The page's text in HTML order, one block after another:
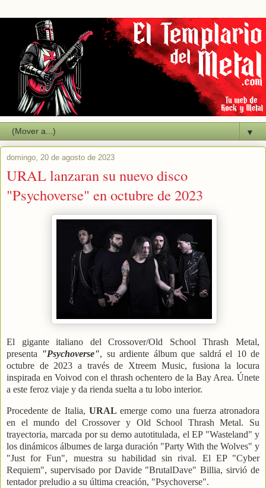
▼
domingo, 20 de agosto de 2023
URAL lanzaran su nuevo disco
"Psychoverse" en octubre de 2023
El gigante italiano del Crossover/Old School Thrash Metal,
presenta "Psychoverse", su ardiente álbum que saldrá el 10 de
octubre de 2023 a través de Xtreem Music, fusiona la locura
inspirada en Voivod con el thrash ochentero de la Bay Area. Únete
a este feroz viaje y da rienda suelta a tu lobo interior.
Procedente de Italia, URAL emerge como una fuerza atronadora
en el mundo del Crossover y Old School Thrash Metal. Su
trayectoria, marcada por su demo autotitulada, el EP "Wasteland" y
los dinámicos álbumes de larga duración "Party With the Wolves" y
"Just for Fun", muestra su habilidad sin rival. El EP "Cyber
Requiem", supervisado por Davide "BrutalDave" Billia, sirvió de
tentador preludio a su última creación, "Psychoverse".